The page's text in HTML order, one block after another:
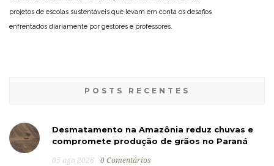
projetos de escolas sustentáveis que levam em conta os desafios
enfrentados diariamente por gestores e professores.
POSTS RECENTES
Desmatamento na Amazônia reduz chuvas e
compromete produção de grãos no Paraná
05 ago 2026 0 Comentários